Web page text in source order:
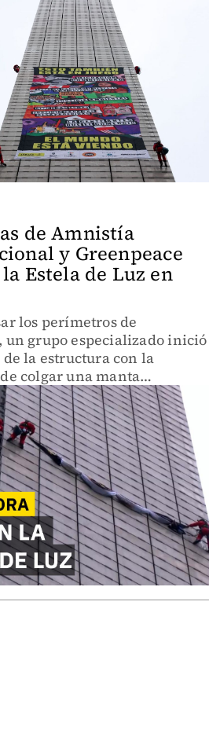
de Amnistía
y Greenpeace
Estela de Luz en
los perímetros de
un grupo especializado inició
de la estructura con la
colgar una manta
de 21 metros de largo a una
metros, para exigir atención
de derechos humanos